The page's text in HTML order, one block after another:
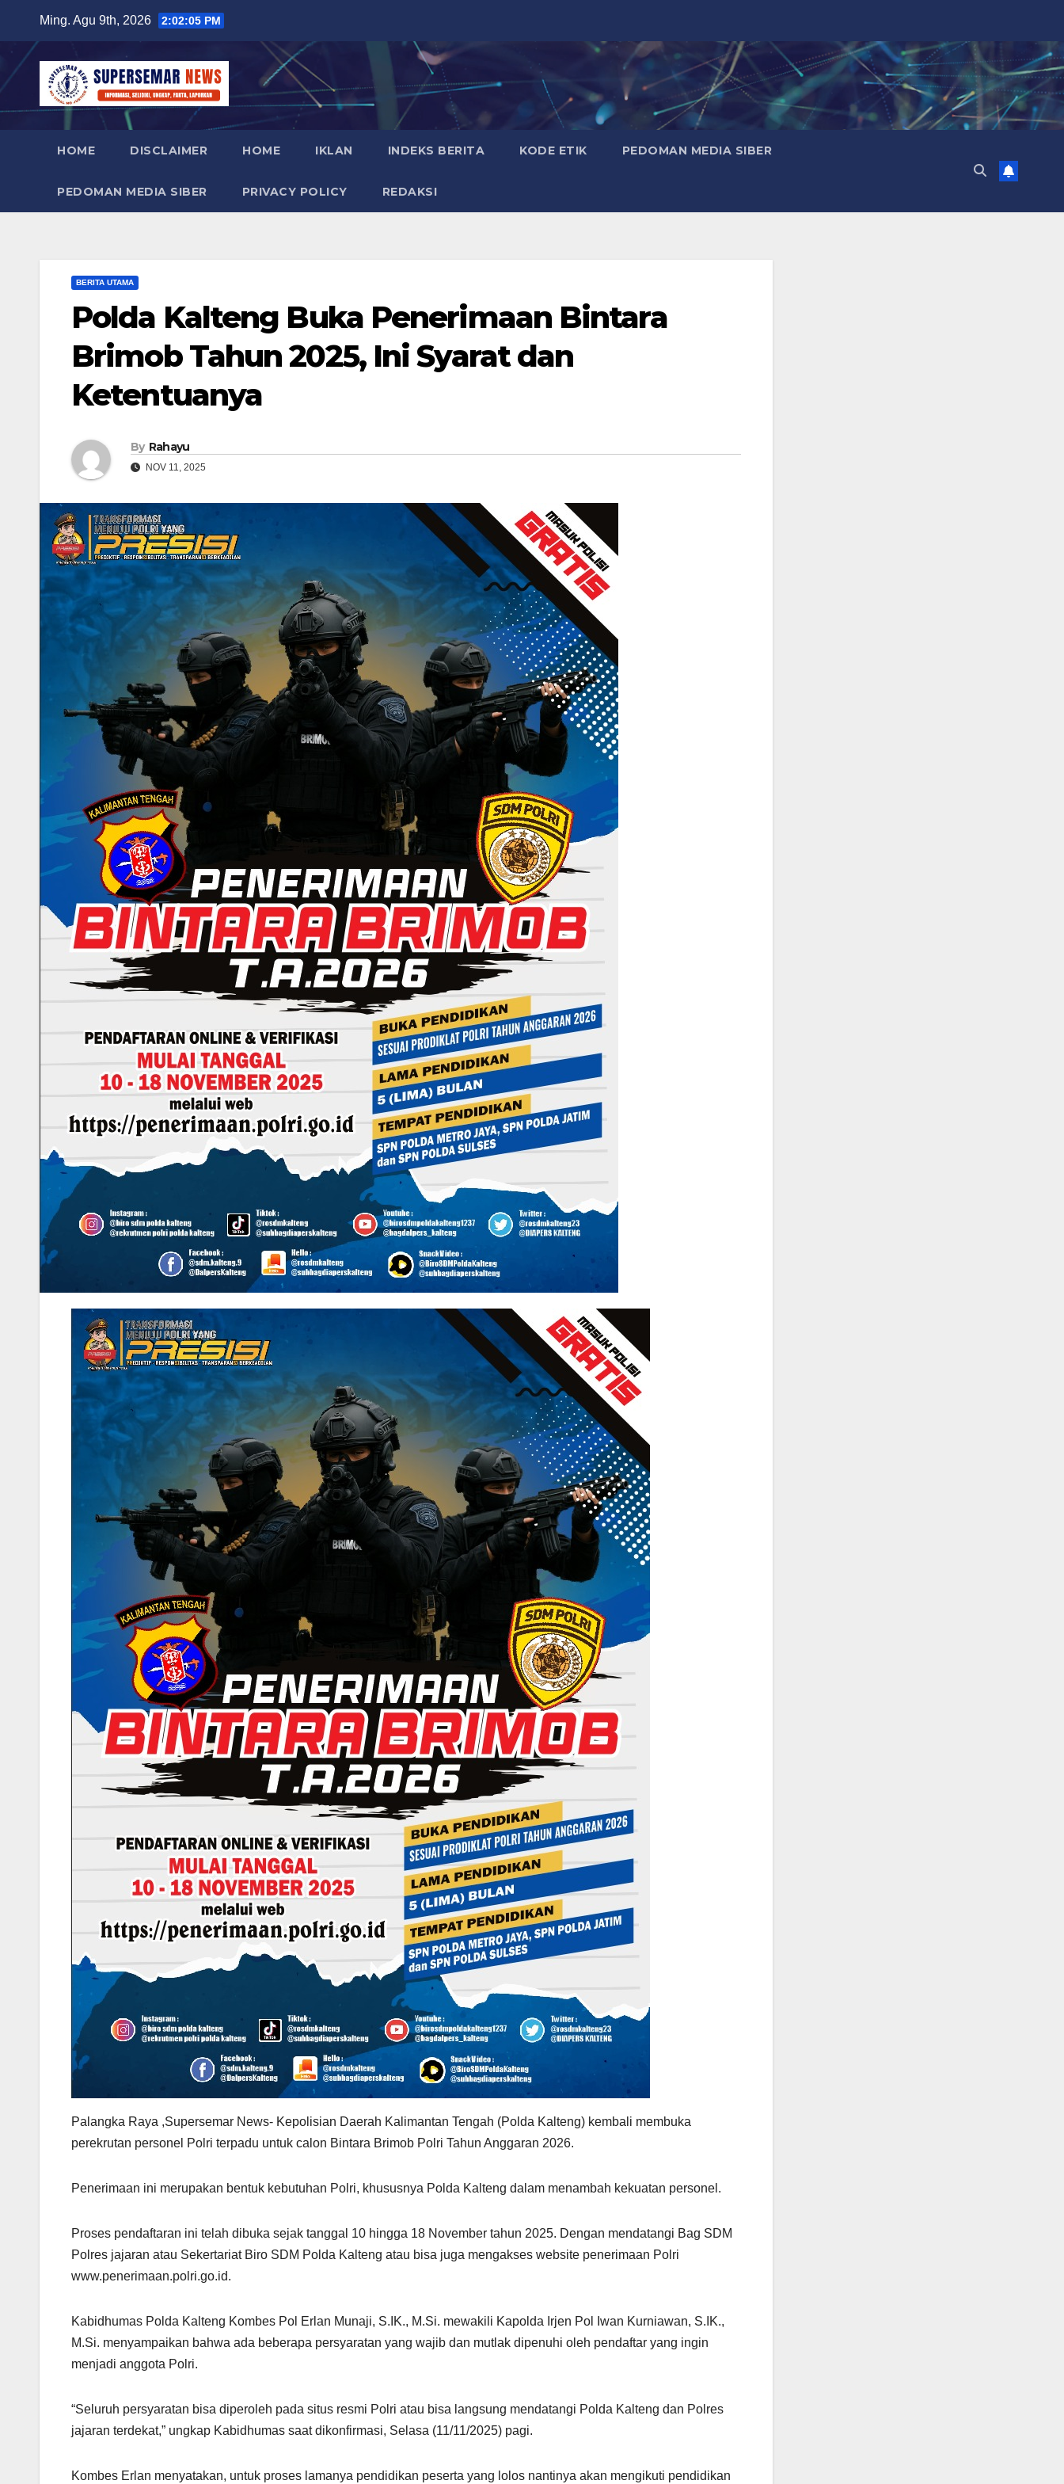
content
Ming. Agu 9th, 2026 2:02:07 PM
HOME DISCLAIMER HOME IKLAN INDEKS BERITA KODE ETIK PEDOMAN MEDIA SIBER
PEDOMAN MEDIA SIBER PRIVACY POLICY REDAKSI
BERITA UTAMA
Polda Kalteng Buka Penerimaan Bintara
Brimob Tahun 2025, Ini Syarat dan
Ketentuanya
By Rahayu
NOV 11, 2025
Palangka Raya ,Supersemar News- Kepolisian Daerah Kalimantan Tengah (Polda Kalteng) kembali membuka
perekrutan personel Polri terpadu untuk calon Bintara Brimob Polri Tahun Anggaran 2026.
Penerimaan ini merupakan bentuk kebutuhan Polri, khususnya Polda Kalteng dalam menambah kekuatan personel.
Proses pendaftaran ini telah dibuka sejak tanggal 10 hingga 18 November tahun 2025. Dengan mendatangi Bag SDM
Polres jajaran atau Sekertariat Biro SDM Polda Kalteng atau bisa juga mengakses website penerimaan Polri
www.penerimaan.polri.go.id.
Kabidhumas Polda Kalteng Kombes Pol Erlan Munaji, S.IK., M.Si. mewakili Kapolda Irjen Pol Iwan Kurniawan, S.IK.,
M.Si. menyampaikan bahwa ada beberapa persyaratan yang wajib dan mutlak dipenuhi oleh pendaftar yang ingin
menjadi anggota Polri.
“Seluruh persyaratan bisa diperoleh pada situs resmi Polri atau bisa langsung mendatangi Polda Kalteng dan Polres
jajaran terdekat,” ungkap Kabidhumas saat dikonfirmasi, Selasa (11/11/2025) pagi.
Kombes Erlan menyatakan, untuk proses lamanya pendidikan peserta yang lolos nantinya akan mengikuti pendidikan